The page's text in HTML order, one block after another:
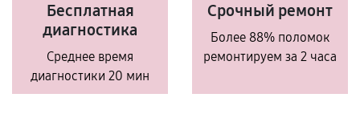
Бесплатная
диагностика
Среднее время
диагностики 20 мин
Срочный ремонт
Более 88% поломок
ремонтируем за 2 часа